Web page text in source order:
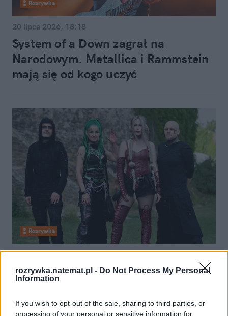
rozrywka.natemat.pl - Do Not Process My Personal
Information
If you wish to opt-out of the sale, sharing to third parties, or
processing of your personal or sensitive information for
Rozrywka
20 lipca 2026, 18:18
System of a Down zagrał na
Narodowym. Metallica i Rammstein
mają się od kogo uczyć
Rozrywka
19 lipca 2026, 18:03
Her Own World tworzy na scenie
spektakl nie z tej ziemi. Ogień, teatr
i mroczne bity